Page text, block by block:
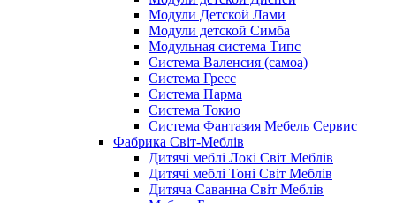
Модули Детской Лами
Модули детской Симба
Модульная система Типс
Система Валенсия (самоа)
Система Гресс
Система Парма
Система Токио
Система Фантазия Мебель Сервис
Фабрика Світ-Меблів
Дитячі меблі Локі Світ Меблів
Дитячі меблі Тоні Світ Меблів
Дитяча Саванна Світ Меблів